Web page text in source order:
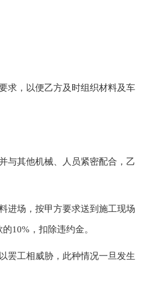
，以便乙方及时组织材料及车
其他机械、人员紧密配合，乙
场，按甲方要求送到施工现场
10%，扣除违约金。
工相威胁，此种情况一旦发生